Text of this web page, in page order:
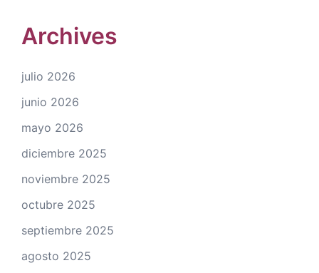
Archives
julio 2026
junio 2026
mayo 2026
diciembre 2025
noviembre 2025
octubre 2025
septiembre 2025
agosto 2025